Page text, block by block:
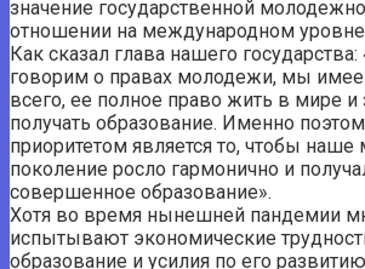
значение государственной
отношении на международном
Как сказал глава нашего
говорим о правах молодежи, мы
всего, ее полное право жить в мире и
получать образование. Именно
приоритетом является то, чтобы наше
поколение росло гармонично и
совершенное образование».
Хотя во время нынешней пандемии
испытывают экономические
образование и усилия по его